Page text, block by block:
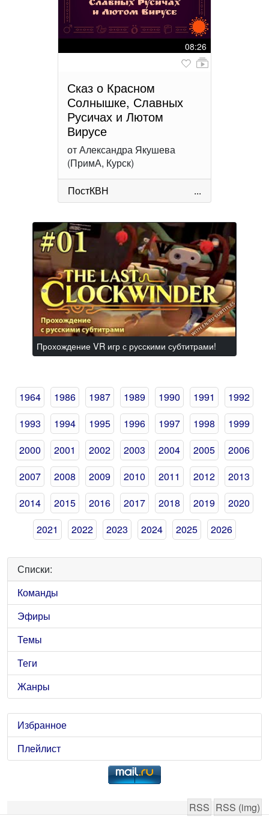
08:26
Сказ о Красном
Солнышке, Славных
Русичах и Лютом
Вирусе
от Александра Якушева
(ПримА, Курск)
ПостКВН
...
Прохождение VR игр с русскими субтитрами!
1964 1986 1987 1989 1990 1991
1992
1993
1994 1995 1996 1997 1998
1999
2000
2001 2002 2003 2004 2005
2006
2007
2008 2009 2010 2011 2012
2013
2014
2015 2016 2017 2018 2019
2020
2021
2022 2023 2024 2025 2026
Списки:
Команды
Эфиры
Темы
Теги
Жанры
Избранное
Плейлист
RSS RSS (img)